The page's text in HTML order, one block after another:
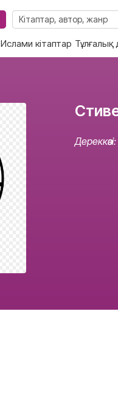
Ислами кітаптар Тұлғалық
Дереккөзі: